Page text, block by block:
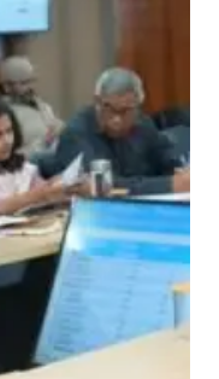
ध्य
क्ष
ता
में
पी
ए
म
आ
वा
स
ना